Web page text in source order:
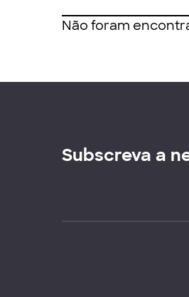
Não foram
Subscreva a